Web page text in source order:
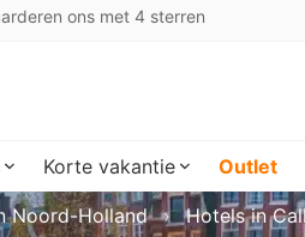
ons met 4 sterren
Korte vakantie Outlet
Noord-Holland Hotels in